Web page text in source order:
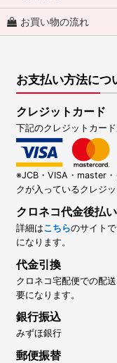
お買い物の流れ
お支払い方法につ
クレジットカード
下記のクレジットカード
※JCB・VISA・master
クが入っているクレジ
クロネコ代金後払
詳細はこちらのサイト
になります。
代金引換
クロネコ宅配便での配
要になります。
銀行振込
みずほ銀行
郵便振替